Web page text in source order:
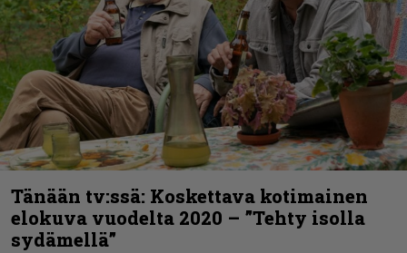
Tänään tv:ssä: Koskettava kotimainen
elokuva vuodelta 2020 – ”Tehty isolla
sydämellä”